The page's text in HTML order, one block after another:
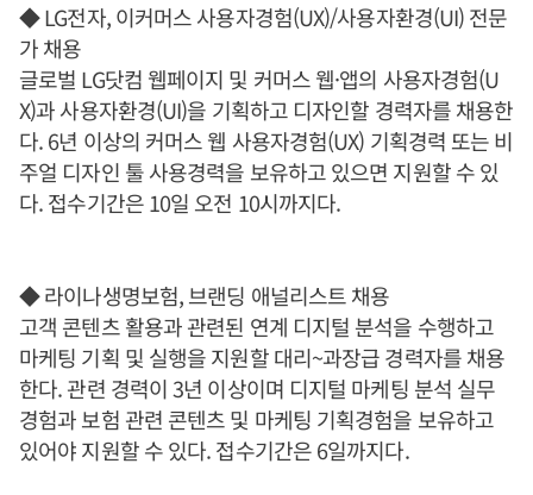
◆ LG전자, 이커머스 사용자경험(UX)/사용자환경(UI) 전문
가 채용
글로벌 LG닷컴 웹페이지 및 커머스 웹·앱의 사용자경험(U
X)과 사용자환경(UI)을 기획하고 디자인할 경력자를 채용한
다. 6년 이상의 커머스 웹 사용자경험(UX) 기획경력 또는 비
주얼 디자인 툴 사용경력을 보유하고 있으면 지원할 수 있
다. 접수기간은 10일 오전 10시까지다.
◆ 라이나생명보험, 브랜딩 애널리스트 채용
고객 콘텐츠 활용과 관련된 연계 디지털 분석을 수행하고
마케팅 기획 및 실행을 지원할 대리~과장급 경력자를 채용
한다. 관련 경력이 3년 이상이며 디지털 마케팅 분석 실무
경험과 보험 관련 콘텐츠 및 마케팅 기획경험을 보유하고
있어야 지원할 수 있다. 접수기간은 6일까지다.